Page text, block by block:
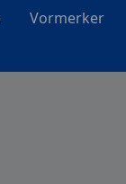
Vormerker